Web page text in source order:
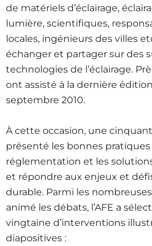
de matériels d’éclairage,
lumière, scientifiques,
locales, ingénieurs des villes
échanger et partager sur des
technologies de l’éclairage.
ont assisté à la dernière
septembre 2010.
À cette occasion, une
présenté les bonnes pratiques
réglementation et les
et répondre aux enjeux et
durable. Parmi les
animé les débats, l’AFE a
vingtaine d’interventions
diapositives :